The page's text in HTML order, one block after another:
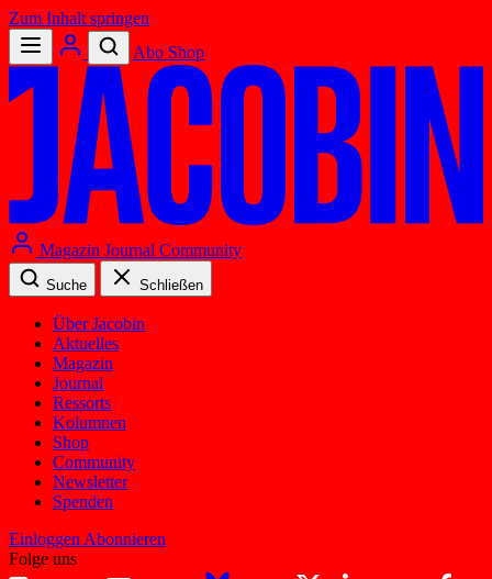
Zum Inhalt springen
Abo Shop
Magazin Journal Community
Suche Schließen
Über Jacobin
Aktuelles
Magazin
Journal
Ressorts
Kolumnen
Shop
Community
Newsletter
Spenden
Einloggen Abonnieren
Folge uns